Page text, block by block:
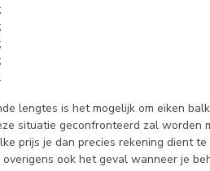
lengtes is het mogelijk om eiken
situatie geconfronteerd zal
prijs je dan precies rekening dient
ook het geval wanneer je